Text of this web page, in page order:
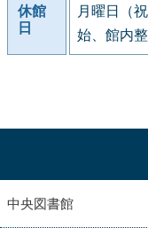
休館
日
月曜日（
始、館内
中央図書館